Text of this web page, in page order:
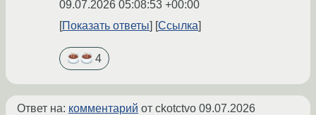
09.07.2026 05:08:53 +00:00
Показать ответы
Ссылка
4
Ответ на: комментарий от ckotctvo 09.07.2026